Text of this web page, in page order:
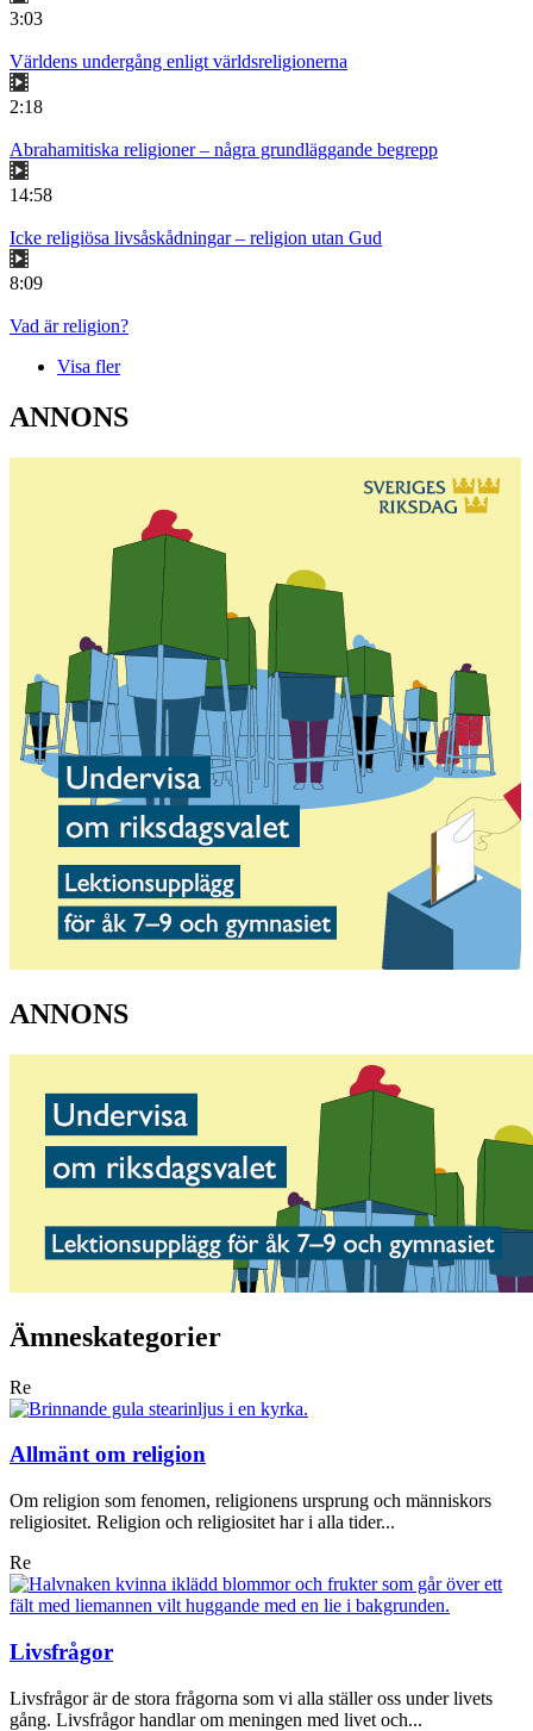
3:03
Världens undergång enligt världsreligionerna
2:18
Abrahamitiska religioner – några grundläggande begrepp
14:58
Icke religiösa livsåskådningar – religion utan Gud
8:09
Vad är religion?
Visa fler
ANNONS
ANNONS
Ämneskategorier
Re
Allmänt om religion
Om religion som fenomen, religionens ursprung och människors
religiositet. Religion och religiositet har i alla tider...
Re
Livsfrågor
Livsfrågor är de stora frågorna som vi alla ställer oss under livets
gång. Livsfrågor handlar om meningen med livet och...